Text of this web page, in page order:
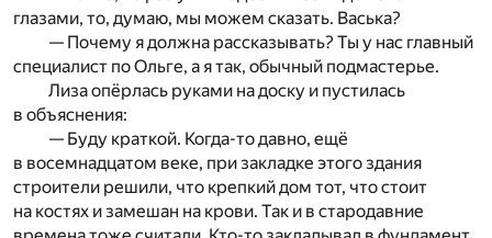
глазами, то, думаю, мы можем сказать. Васька?
— Почему я должна рассказывать? Ты у нас главный
специалист по Ольге, а я так, обычный подмастерье.
Лиза опёрлась руками на доску и пустилась
в объяснения:
— Буду краткой. Когда-то давно, ещё
в восемнадцатом веке, при закладке этого здания
строители решили, что крепкий дом тот, что стоит
на костях и замешан на крови. Так и в стародавние